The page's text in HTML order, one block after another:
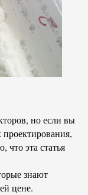
но если вы
что эта статья
знают
цене.